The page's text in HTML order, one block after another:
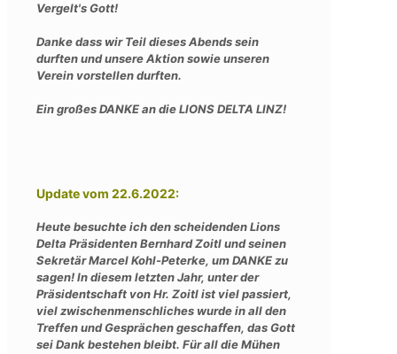
Vergelt's Gott!
Danke dass wir Teil dieses Abends sein
durften und unsere Aktion sowie unseren
Verein vorstellen durften.
Ein großes DANKE an die LIONS DELTA LINZ!
Update vom 22.6.2022:
Heute besuchte ich den scheidenden Lions
Delta Präsidenten Bernhard Zoitl und seinen
Sekretär Marcel Kohl-Peterke, um DANKE zu
sagen! In diesem letzten Jahr, unter der
Präsidentschaft von Hr. Zoitl ist viel passiert,
viel zwischenmenschliches wurde in all den
Treffen und Gesprächen geschaffen, das Gott
sei Dank bestehen bleibt. Für all die Mühen